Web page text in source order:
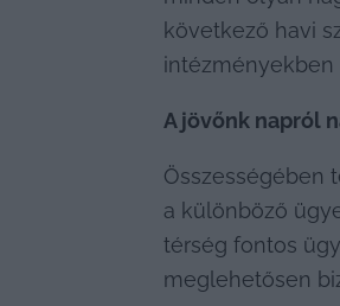
következő havi
A jövőnk napról
Összességében
a különböző
térség fontos
meglehetősen